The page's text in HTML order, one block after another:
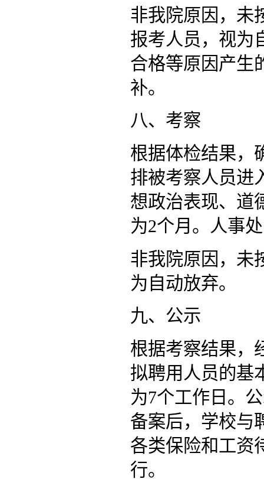
非我院原因，未
报考人员，视为
合格等原因产生
补。
八、考察
根据体检结果，
排被考察人员进
想政治表现、道
为2个月。人事
非我院原因，未
为自动放弃。
九、公示
根据考察结果，
拟聘用人员的基
为7个工作日。
备案后，学校与
各类保险和工资
行。